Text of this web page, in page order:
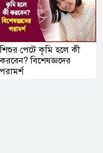
শিশুর পেটে কৃমি হলে কী
করবেন? বিশেষজ্ঞদের
পরামর্শ